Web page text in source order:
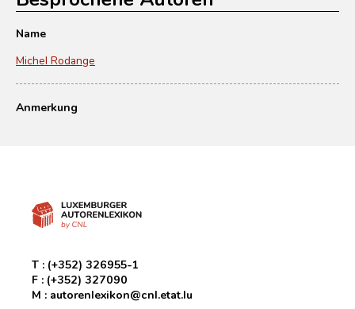
Name
Michel Rodange
Anmerkung
T : (+352) 326955-1
F : (+352) 327090
M : autorenlexikon@cnl.etat.lu